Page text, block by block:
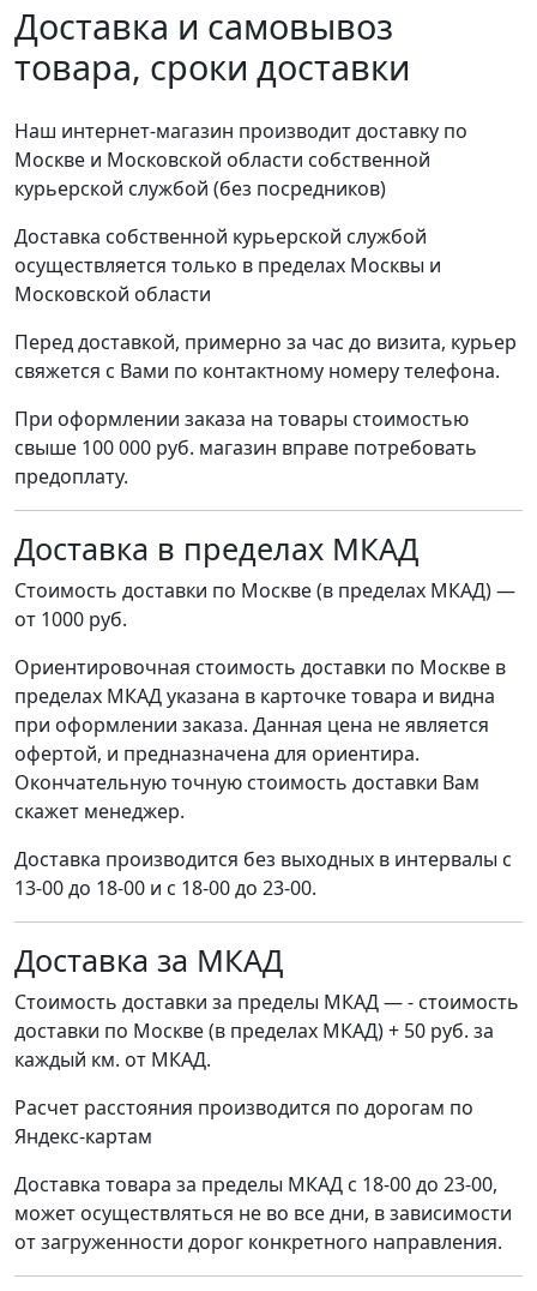
Доставка и самовывоз
товара, сроки доставки
Наш интернет-магазин производит доставку по
Москве и Московской области собственной
курьерской службой (без посредников)
Доставка собственной курьерской службой
осуществляется только в пределах Москвы и
Московской области
Перед доставкой, примерно за час до визита, курьер
свяжется с Вами по контактному номеру телефона.
При оформлении заказа на товары стоимостью
свыше 100 000 руб. магазин вправе потребовать
предоплату.
Доставка в пределах МКАД
Стоимость доставки по Москве (в пределах МКАД) —
от 1000 руб.
Ориентировочная стоимость доставки по Москве в
пределах МКАД указана в карточке товара и видна
при оформлении заказа. Данная цена не является
офертой, и предназначена для ориентира.
Окончательную точную стоимость доставки Вам
скажет менеджер.
Доставка производится без выходных в интервалы с
13-00 до 18-00 и с 18-00 до 23-00.
Доставка за МКАД
Стоимость доставки за пределы МКАД — - стоимость
доставки по Москве (в пределах МКАД) + 50 руб. за
каждый км. от МКАД.
Расчет расстояния производится по дорогам по
Яндекс-картам
Доставка товара за пределы МКАД с 18-00 до 23-00,
может осуществляться не во все дни, в зависимости
от загруженности дорог конкретного направления.